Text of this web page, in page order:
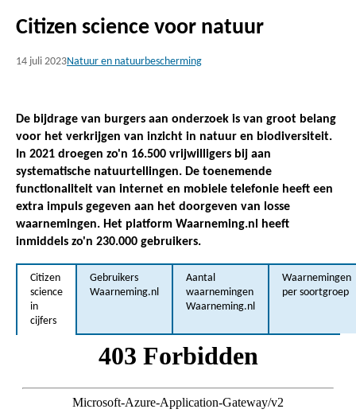
Kruimelpad
Citizen science voor natuur
14 juli 2023Natuur en natuurbescherming
De bijdrage van burgers aan onderzoek is van groot belang
voor het verkrijgen van inzicht in natuur en biodiversiteit.
In 2021 droegen zo'n 16.500 vrijwilligers bij aan
systematische natuurtellingen. De toenemende
functionaliteit van internet en mobiele telefonie heeft een
extra impuls gegeven aan het doorgeven van losse
waarnemingen. Het platform Waarneming.nl heeft
inmiddels zo'n 230.000 gebruikers.
Citizen
science
in
cijfers
Gebruikers
Waarneming.nl
Aantal
waarnemingen
Waarneming.nl
Waarnemingen
per soortgroep